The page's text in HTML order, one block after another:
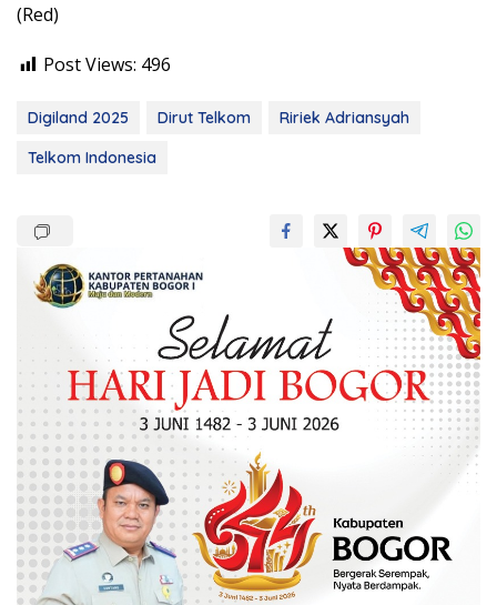
(Red)
Post Views: 496
Digiland 2025 Dirut Telkom
Ririek Adriansyah
Telkom Indonesia